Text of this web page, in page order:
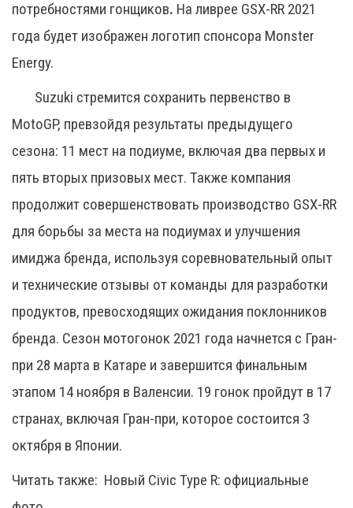
потребностями гонщиков. На ливрее GSX-RR 2021
года будет изображен логотип спонсора Monster
Energy.
Suzuki стремится сохранить первенство в
MotoGP, превзойдя результаты предыдущего
сезона: 11 мест на подиуме, включая два первых и
пять вторых призовых мест. Также компания
продолжит совершенствовать производство GSX-RR
для борьбы за места на подиумах и улучшения
имиджа бренда, используя соревновательный опыт
и технические отзывы от команды для разработки
продуктов, превосходящих ожидания поклонников
бренда. Сезон мотогонок 2021 года начнется с Гран-
при 28 марта в Катаре и завершится финальным
этапом 14 ноября в Валенсии. 19 гонок пройдут в 17
странах, включая Гран-при, которое состоится 3
октября в Японии.
Читать также: Новый Civic Type R: официальные